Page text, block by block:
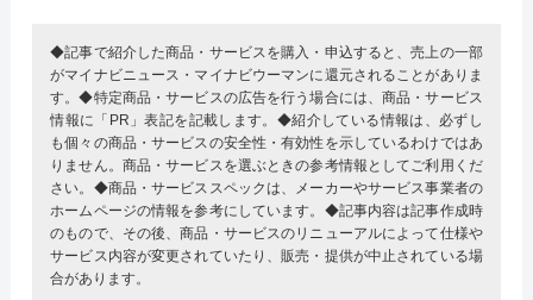
◆記事で紹介した商品・サービスを購入・申込すると、売上の一部
がマイナビニュース・マイナビウーマンに還元されることがありま
す。◆特定商品・サービスの広告を行う場合には、商品・サービス
情報に「PR」表記を記載します。◆紹介している情報は、必ずし
も個々の商品・サービスの安全性・有効性を示しているわけではあ
りません。商品・サービスを選ぶときの参考情報としてご利用くだ
さい。◆商品・サービススペックは、メーカーやサービス事業者の
ホームページの情報を参考にしています。◆記事内容は記事作成時
のもので、その後、商品・サービスのリニューアルによって仕様や
サービス内容が変更されていたり、販売・提供が中止されている場
合があります。